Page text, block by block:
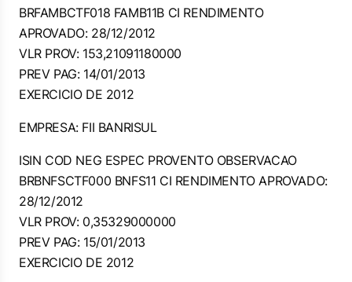
BRFAMBCTF018 FAMB11B CI RENDIMENTO
APROVADO: 28/12/2012
VLR PROV: 153,21091180000
PREV PAG: 14/01/2013
EXERCICIO DE 2012
EMPRESA: FII BANRISUL
ISIN COD NEG ESPEC PROVENTO OBSERVACAO
BRBNFSCTF000 BNFS11 CI RENDIMENTO APROVADO:
28/12/2012
VLR PROV: 0,35329000000
PREV PAG: 15/01/2013
EXERCICIO DE 2012